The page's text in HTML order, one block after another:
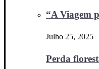
“A Viagem
Julho 25, 2025
Perda